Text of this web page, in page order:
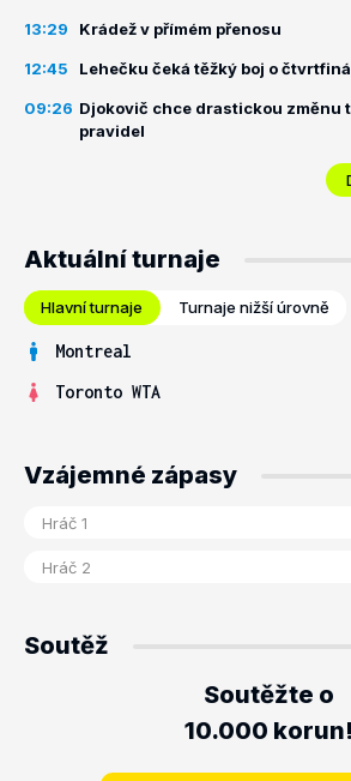
13:29 Krádež v přímém přenosu
12:45 Lehečku čeká těžký boj o
09:26 Djokovič chce drastickou změnu
pravidel
Aktuální turnaje
Hlavní turnaje Turnaje nižší úrovně
Montreal
Toronto WTA
Vzájemné zápasy
Soutěž
Soutěžte o
10.000 korun!